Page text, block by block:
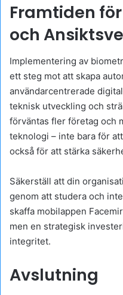
Framtiden
och
Implementering av
ett steg mot att skapa
användarcentrerade
teknisk utveckling och
förväntas fler företag och
teknologi – inte bara för
också för att stärka
Säkerställ att din
genom att studera och
skaffa mobilappen
men en strategisk
integritet.
Avslutning